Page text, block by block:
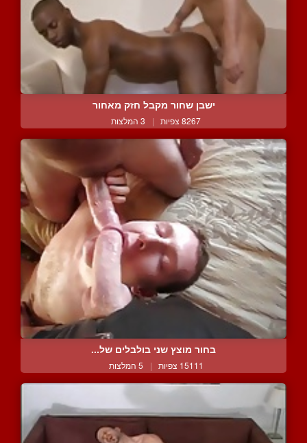
ישבן שחור מקבל חזק מאחור
8267 צפיות | 3 המלצות
בחור מוצץ שני בולבלים של...
15111 צפיות | 5 המלצות